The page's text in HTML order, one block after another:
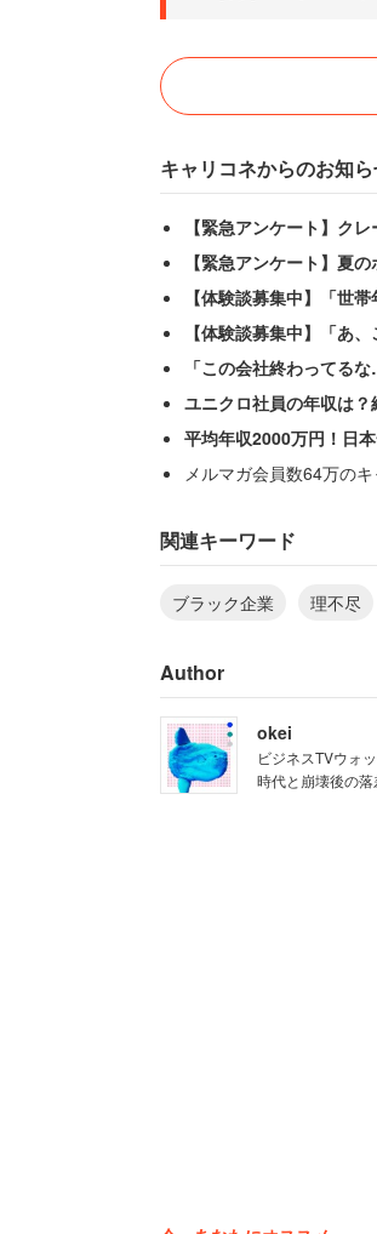
「駐車場代を取られま
ない空き地に止めてい
と憤る。月々1500円で
思うが、そこはしっか
「忘年会や新年会、社
キャリコネからのお知
【緊急アンケート】ク
【緊急アンケート】夏
【体験談募集中】「世
【体験談募集中】「あ
「この会社終わってる
ユニクロ社員の年収は
平均年収2000万円！日
メルマガ会員数64万の
関連キーワード
ブラック企業 理不尽
Author
okei
ビジネスTVウォ
時代と崩壊後の落